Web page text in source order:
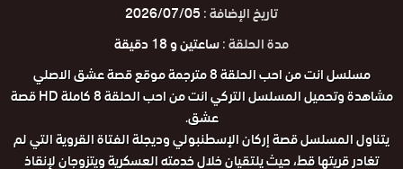
تاريخ الإضافة :2026/07/05
مدة الحلقة :ساعتين و 18 دقيقة
مسلسل انت من احب الحلقة 8 مترجمة موقع قصة عشق الاصلي
مشاهدة وتحميل المسلسل التركي انت من احب الحلقة 8 كاملة HD قصة
عشق.
يتناول المسلسل قصة إركان الإسطنبولي وديجلة الفتاة القروية التي لم
تغادر قريتها قط، حيث يلتقيان خلال خدمته العسكرية ويتزوجان لإنقاذ